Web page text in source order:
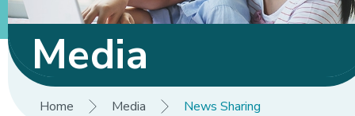
Media
Home Media News Sharing